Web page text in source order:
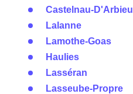
Castelnau-D'Arbieu
Lalanne
Lamothe-Goas
Haulies
Lasséran
Lasseube-Propre